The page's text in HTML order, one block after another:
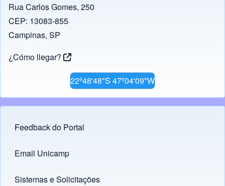
Rua Carlos Gomes, 250
CEP: 13083-855
Campinas, SP
¿Cómo llegar?
22º48'48"S 47º04'09"W
Footer menu
Feedback do Portal
Links
Email Unicamp
(opens in new tab)
Sistemas e Solicitações
(opens in new tab)